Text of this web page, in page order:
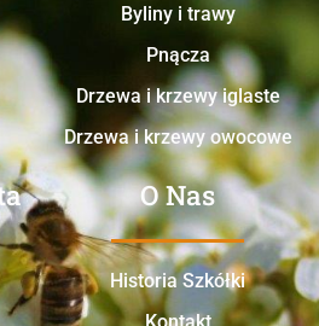
Byliny i trawy
Pnącza
Drzewa i krzewy iglaste
Drzewa i krzewy owocowe
O Nas
Historia Szkółki